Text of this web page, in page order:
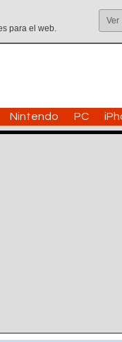
para el web.
Ver
Nintendo PC